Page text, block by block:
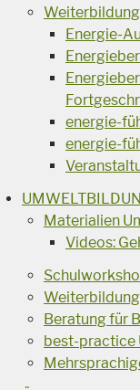
Energie-
energie-
energie-
Materialien
Videos:
Beratung für
best-practice